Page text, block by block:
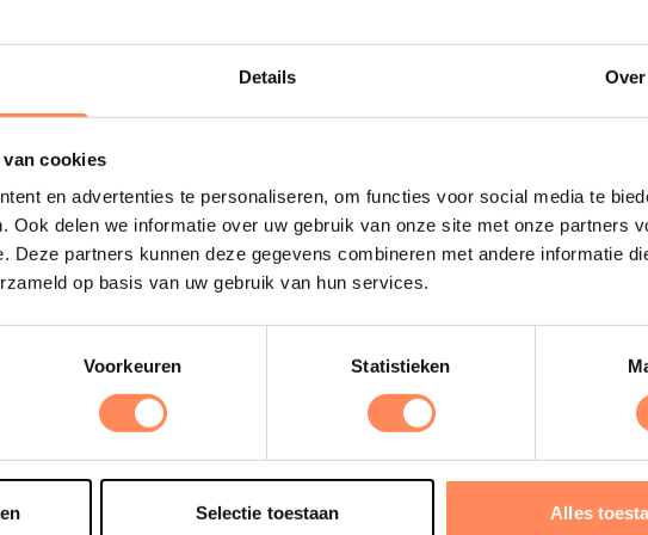
Details Over
cookies
en advertenties te personaliseren, om functies voor social media te
Ook delen we informatie over uw gebruik van onze site met onze partners
Deze partners kunnen deze gegevens combineren met andere informatie
op basis van uw gebruik van hun services.
Voorkeuren Statistieken
Selectie toestaan Alles
Uitgelicht
Dít is
Bij Camping
eindeloos in
spetteren ze
een nieuw
ontdekkers
Bekijk